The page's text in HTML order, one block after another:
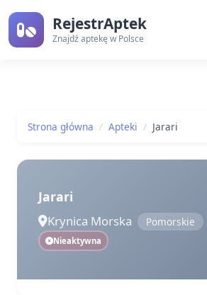
RejestrAptek
Znajdź aptekę w Polsce
Strona główna Apteki Jarari
Jarari
Krynica Morska Pomorskie
Nieaktywna